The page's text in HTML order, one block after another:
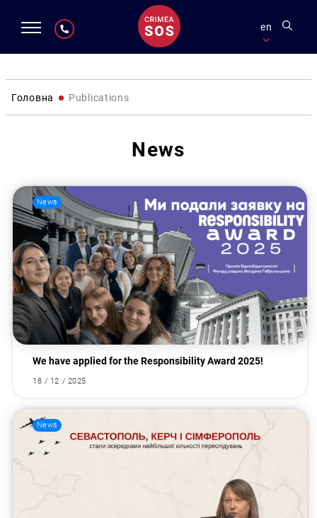
en
Головна Publications
News
News
We have applied for the Responsibility Award 2025!
18 / 12 / 2025
News